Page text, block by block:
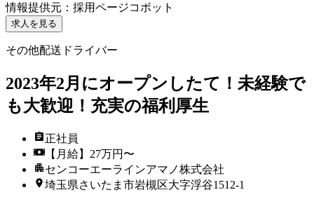
情報提供元 ： 採用ページコボット
求人を見る
その他配送ドライバー
2023年2月にオープンしたて！未経験で
も大歓迎！充実の福利厚生
正社員
【月給】27万円〜
センコーエーラインアマノ株式会社
埼玉県さいたま市岩槻区大字浮谷1512-1